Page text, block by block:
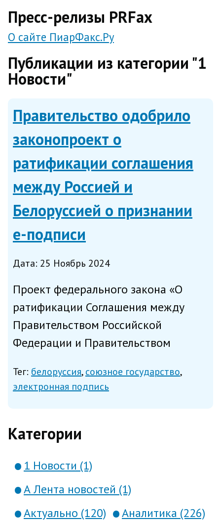
Пресс-релизы PRFax
О сайте ПиарФакс.Ру
Публикации из категории "1
Новости"
Правительство одобрило
законопроект о
ратификации соглашения
между Россией и
Белоруссией о признании
е-подписи
Дата: 25 Ноябрь 2024
Проект федерального закона «О
ратификации Соглашения между
Правительством Российской
Федерации и Правительством
признания электронной подписи
(электронной цифровой подписи) в
трансграничном элек...
Тег: белоруссия союзное государство
электронная подпись
Категории
1 Новости (1)
А Лента новостей (1)
Актуально (120)
Аналитика (226)